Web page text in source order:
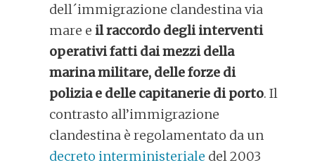
dell´immigrazione clandestina via
mare e il raccordo degli interventi
operativi fatti dai mezzi della
marina militare, delle forze di
polizia e delle capitanerie di porto. Il
contrasto all’immigrazione
clandestina è regolamentato da un
decreto interministeriale del 2003